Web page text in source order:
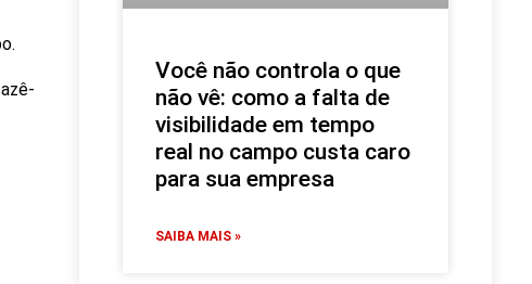
Você não controla o que
não vê: como a falta de
visibilidade em tempo
real no campo custa caro
para sua empresa
SAIBA MAIS »